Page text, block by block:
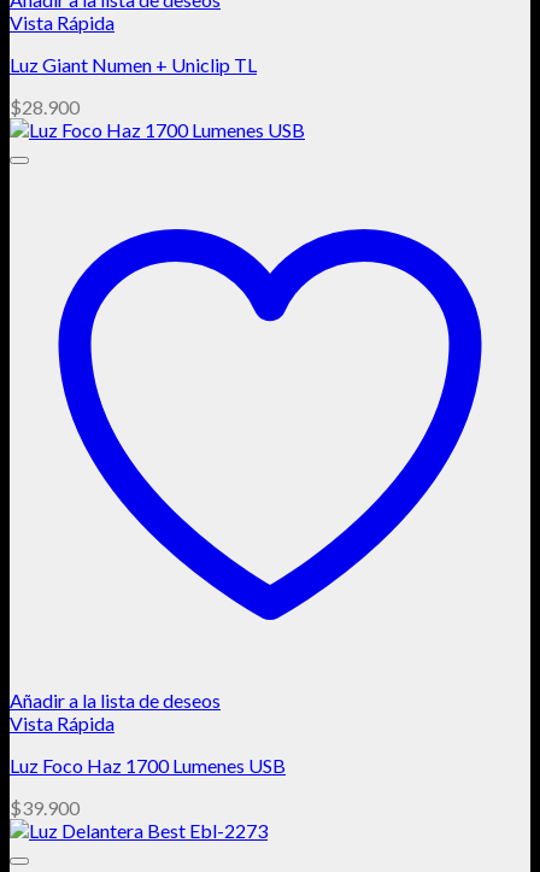
Vista Rápida
Luz Giant Numen + Uniclip TL
$28.900
Añadir a la lista de deseos
Vista Rápida
Luz Foco Haz 1700 Lumenes USB
$39.900